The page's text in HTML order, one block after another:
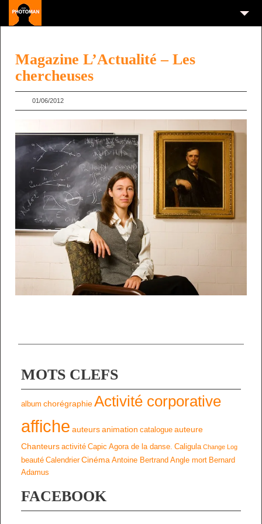
Magazine L’Actualité – Les
chercheuses
01/06/2012
MOTS CLEFS
album chorégraphieActivité corporative
affiche auteursanimation catalogue auteure
Chanteurs activité Capic Agora de la danse. Caligula Change Log
beauté Calendrier Cinéma Antoine Bertrand Angle mort Bernard
Adamus
FACEBOOK